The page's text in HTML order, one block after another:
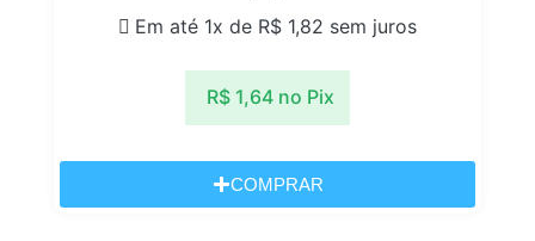
Em até 1x de R$ 1,82 sem juros
R$1,64 no Pix
COMPRAR